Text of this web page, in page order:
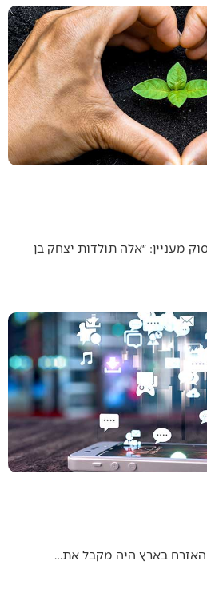
מעניין: ״אלה תולדות יצחק בן
בארץ היה מקבל את…